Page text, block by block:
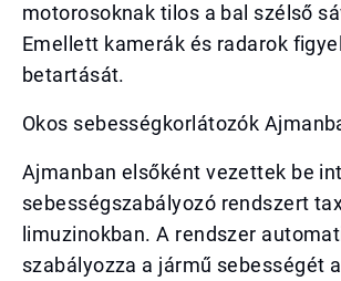
motorosoknak tilos a bal szélső
Emellett kamerák és radarok
betartását.
Okos sebességkorlátozók
Ajmanban elsőként vezettek be
sebességszabályozó rendszert
limuzinokban. A rendszer
szabályozza a jármű sebességét